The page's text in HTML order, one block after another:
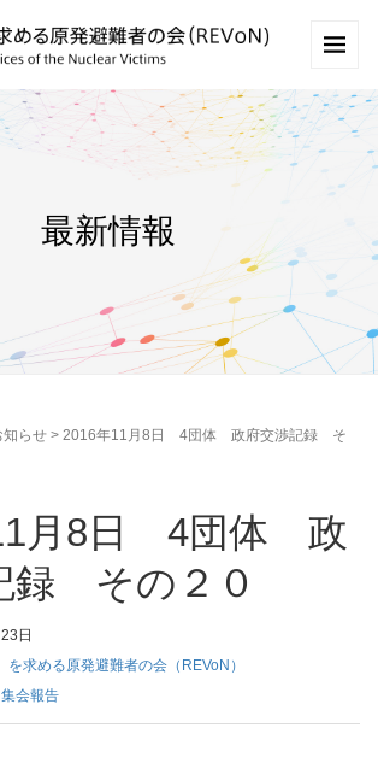
最新情報
知らせ > 2016年11月8日 4団体 政府交渉記録 そ
月8日 4団体 政
録 その２０
日
を求める原発避難者の会（REVoN）
集会報告